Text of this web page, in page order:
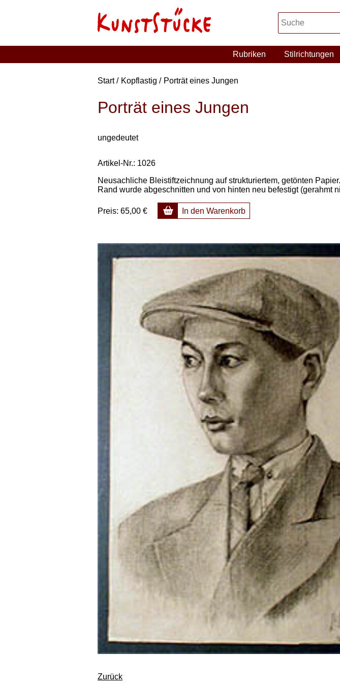
Rubriken Stilrichtungen
Start Kopflastig Porträt eines Jungen
Porträt eines Jungen
ungedeutet
Artikel-Nr.: 1026
Neusachliche Bleistiftzeichnung auf strukturiertem, getönten
Rand wurde abgeschnitten und von hinten neu befestigt (gerahmt
Preis: 65,00 € In den Warenkorb
Zurück